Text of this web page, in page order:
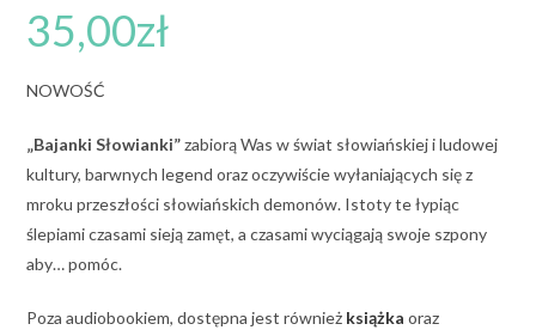
35,00zł
NOWOŚĆ
„Bajanki Słowianki”zabiorą Was w świat słowiańskiej i ludowej
kultury, barwnych legend oraz oczywiście wyłaniających się z
mroku przeszłości słowiańskich demonów. Istoty te łypiąc
ślepiami czasami sieją zamęt, a czasami wyciągają swoje szpony
aby… pomóc.
Poza audiobookiem, dostępna jest również książka oraz